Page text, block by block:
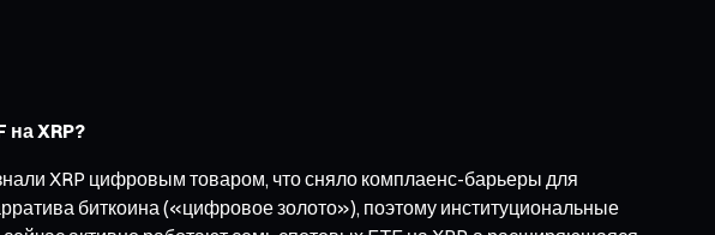
XRP?
XRP цифровым товаром, что сняло комплаенс-барьеры для
биткоина («цифровое золото»), поэтому институциональные